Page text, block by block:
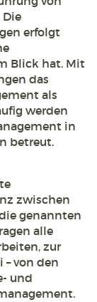
erfolgt
Blick hat. Mit
das
als
werden
in
betreut.
zwischen
genannten
alle
zur
von den
und